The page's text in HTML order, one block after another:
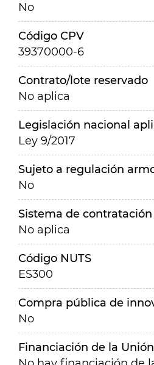
No
Código CPV
39370000-6
Contrato/lote reservado
No aplica
Legislación nacional
Ley 9/2017
Sujeto a regulación
No
Sistema de contratación
No aplica
Código NUTS
ES300
Compra pública de
No
Financiación de la